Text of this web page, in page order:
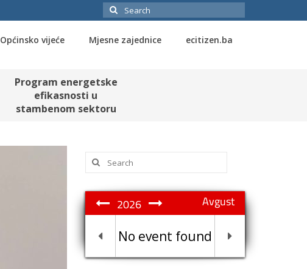
Search
for:
Općinsko vijeće Mjesne zajednice ecitizen.ba
Program energetske
efikasnosti u
stambenom sektoru
Search
for:
Avgust
2026
No event found